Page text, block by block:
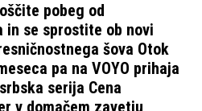
pobeg od
in se sprostite ob novi
šova Otok
pa na VOYO prihaja
serija Cena
v domačem zavetju